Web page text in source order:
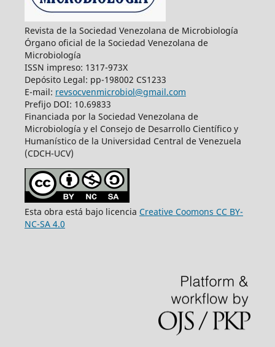
Revista de la Sociedad Venezolana de Microbiología
Órgano oficial de la Sociedad Venezolana de
Microbiología
ISSN impreso: 1317-973X
Depósito Legal: pp-198002 CS1233
E-mail: revsocvenmicrobiol@gmail.com
Prefijo DOI: 10.69833
Financiada por la Sociedad Venezolana de
Microbiología y el Consejo de Desarrollo Científico y
Humanístico de la Universidad Central de Venezuela
(CDCH-UCV)
Esta obra está bajo licencia Creative Coomons CC BY-
NC-SA 4.0